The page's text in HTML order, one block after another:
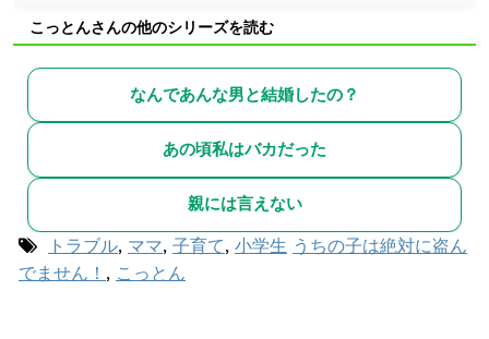
こっとんさんの他のシリーズを読む
なんであんな男と結婚したの？
あの頃私はバカだった
親には言えない
トラブル, ママ, 子育て, 小学生 うちの子は絶対に盗ん
でません！ , こっとん